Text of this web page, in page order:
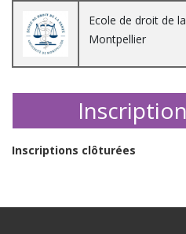
Ecole de droit de
Montpellier
Inscriptions clôturées